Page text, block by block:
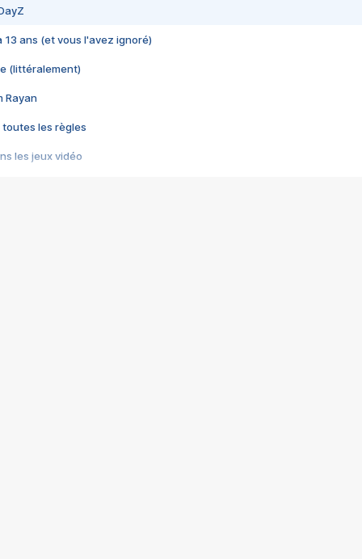
13 ans (et vous l'avez ignoré)
(littéralement)
Rayan
toutes les règles
les jeux vidéo